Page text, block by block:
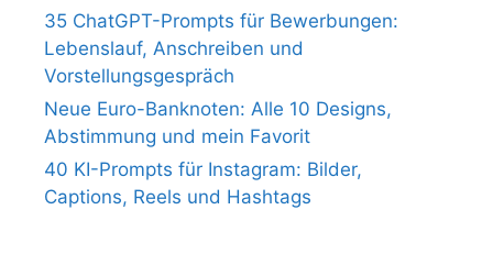
35 ChatGPT-Prompts für Bewerbungen:
Lebenslauf, Anschreiben und
Vorstellungsgespräch
Neue Euro-Banknoten: Alle 10 Designs,
Abstimmung und mein Favorit
40 KI-Prompts für Instagram: Bilder,
Captions, Reels und Hashtags